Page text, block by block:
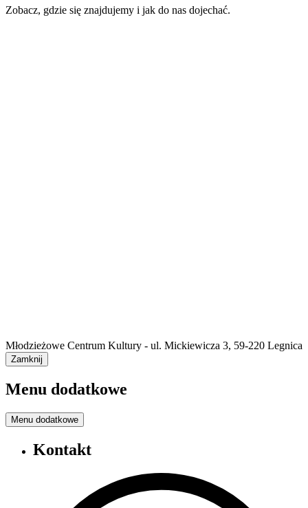
Zobacz, gdzie się znajdujemy i jak do nas dojechać.
Młodzieżowe Centrum Kultury - ul. Mickiewicza 3, 59-220 Legnica
Zamknij
Menu dodatkowe
Menu dodatkowe
Kontakt